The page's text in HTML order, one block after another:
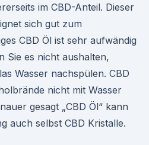
im CBD-Anteil. Dieser
sich gut zum
CBD Öl ist sehr aufwändig
Sie es nicht aushalten,
Wasser nachspülen. CBD
nicht mit Wasser
gesagt „CBD Öl“ kann
auch selbst CBD Kristalle.